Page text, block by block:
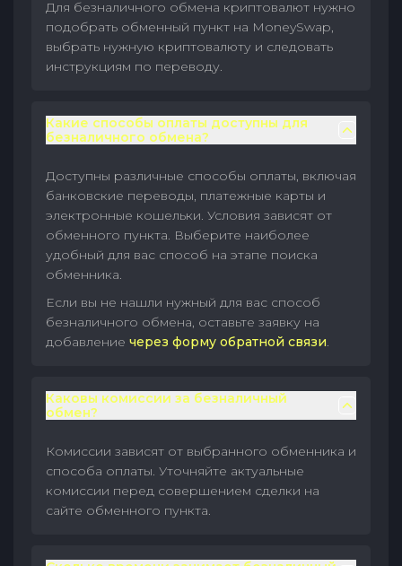
Для безналичного обмена криптовалют нужно
подобрать обменный пункт на MoneySwap,
выбрать нужную криптовалюту и следовать
инструкциям по переводу.
Какие способы оплаты доступны для
безналичного обмена?
Доступны различные способы оплаты, включая
банковские переводы, платежные карты и
электронные кошельки. Условия зависят от
обменного пункта. Выберите наиболее
удобный для вас способ на этапе поиска
обменника.
Если вы не нашли нужный для вас способ
безналичного обмена, оставьте заявку на
добавление через форму обратной связи.
Каковы комиссии за безналичный
обмен?
Комиссии зависят от выбранного обменника и
способа оплаты. Уточняйте актуальные
комиссии перед совершением сделки на
сайте обменного пункта.